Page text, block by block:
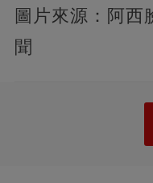
圖片來源：阿西
聞